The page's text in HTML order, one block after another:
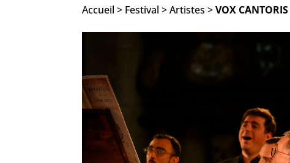
Accueil > Festival > Artistes >VOX CANTORIS